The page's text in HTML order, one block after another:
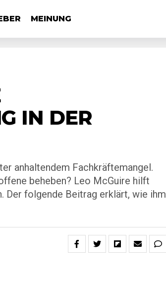
MEINUNG
IN DER
anhaltendem Fachkräftemangel.
beheben? Leo McGuire hilft
folgende Beitrag erklärt, wie ihm